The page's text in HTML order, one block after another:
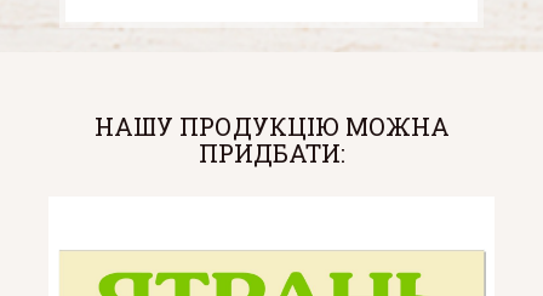
НАШУ ПРОДУКЦІЮ МОЖНА
ПРИДБАТИ: